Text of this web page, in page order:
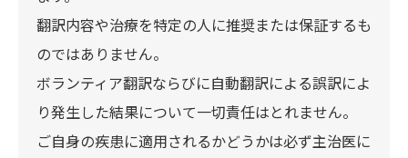
翻訳内容や治療を特定の人に推奨または保証するも
のではありません。
ボランティア翻訳ならびに自動翻訳による誤訳によ
り発生した結果について一切責任はとれません。
ご自身の疾患に適用されるかどうかは必ず主治医に